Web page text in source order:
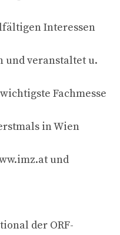
Interessen
und veranstaltet u.
Fachmesse
in Wien
und
der ORF-